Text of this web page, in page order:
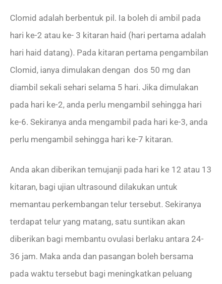
Clomid adalah berbentuk pil. Ia boleh di ambil pada
hari ke-2 atau ke- 3 kitaran haid (hari pertama adalah
hari haid datang). Pada kitaran pertama pengambilan
Clomid, ianya dimulakan dengan dos 50 mg dan
diambil sekali sehari selama 5 hari. Jika dimulakan
pada hari ke-2, anda perlu mengambil sehingga hari
ke-6. Sekiranya anda mengambil pada hari ke-3, anda
perlu mengambil sehingga hari ke-7 kitaran.
Anda akan diberikan temujanji pada hari ke 12 atau 13
kitaran, bagi ujian ultrasound dilakukan untuk
memantau perkembangan telur tersebut. Sekiranya
terdapat telur yang matang, satu suntikan akan
diberikan bagi membantu ovulasi berlaku antara 24-
36 jam. Maka anda dan pasangan boleh bersama
pada waktu tersebut bagi meningkatkan peluang